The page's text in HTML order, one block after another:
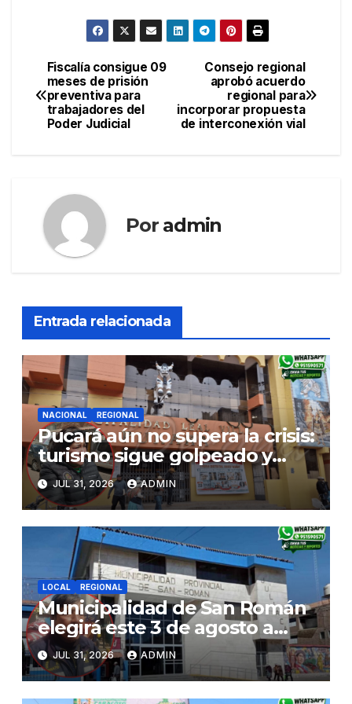
Navegación
de
Consejo regional
aprobó acuerdo
regional para
incorporar propuesta
de interconexión vial
Fiscalía consigue 09
meses de prisión
preventiva para
trabajadores del
Poder Judicial
Por admin
Entrada relacionada
NACIONAL REGIONAL
Pucará aún no supera la crisis:
turismo sigue golpeado y
alcaldesa exige al nuevo
Gobierno fondos para obras
paralizadas
JUL 31, 2026 ADMIN
LOCAL REGIONAL
Municipalidad de San Román
elegirá este 3 de agosto a
representantes del Comité
de Seguridad y Salud en el
Trabajo
JUL 31, 2026 ADMIN